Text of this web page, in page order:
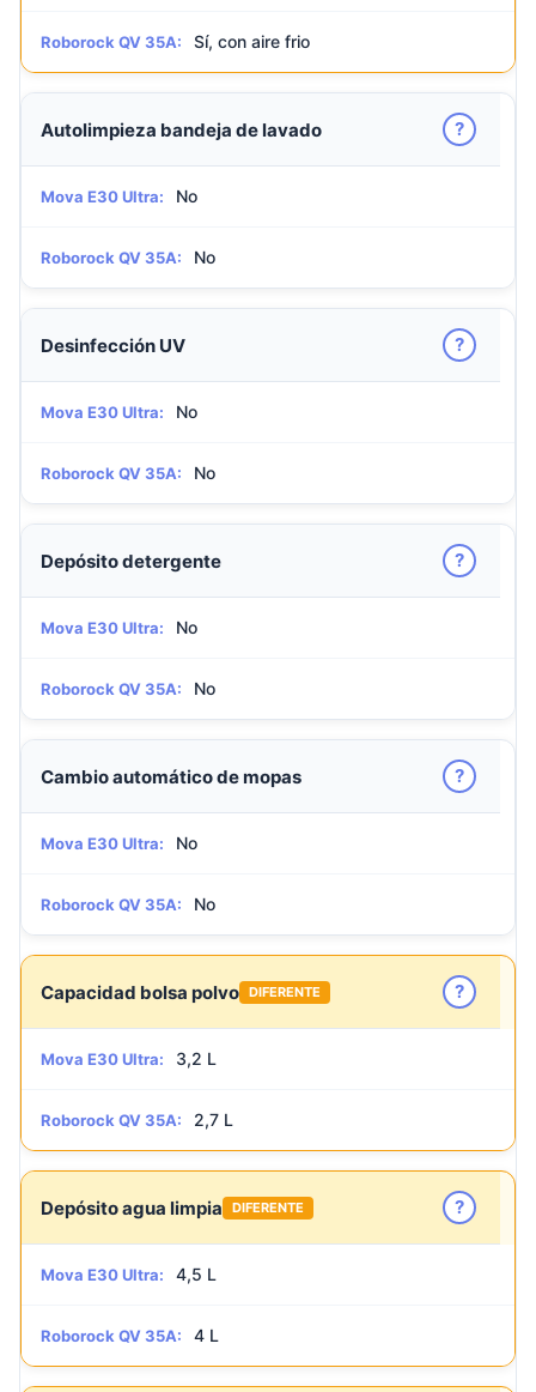
Roborock QV 35A: Sí, con aire frio
Autolimpieza bandeja de lavado ?
Mova E30 Ultra: No
Roborock QV 35A: No
Desinfección UV ?
Mova E30 Ultra: No
Roborock QV 35A: No
Depósito detergente ?
Mova E30 Ultra: No
Roborock QV 35A: No
Cambio automático de mopas ?
Mova E30 Ultra: No
Roborock QV 35A: No
Capacidad bolsa polvo DIFERENTE ?
Mova E30 Ultra: 3,2 L
Roborock QV 35A: 2,7 L
Depósito agua limpia DIFERENTE ?
Mova E30 Ultra: 4,5 L
Roborock QV 35A: 4 L